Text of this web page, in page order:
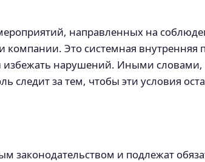
направленных на
компании. Это системная внутренняя
избежать нарушений. Иными
следит за тем, чтобы эти условия
законодательством и подлежат